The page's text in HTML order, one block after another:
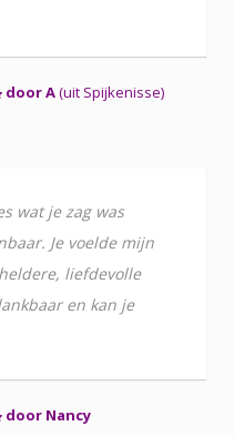
door A(uit Spijkenisse)
wat je zag was
Je voelde mijn
liefdevolle
en kan je
door Nancy